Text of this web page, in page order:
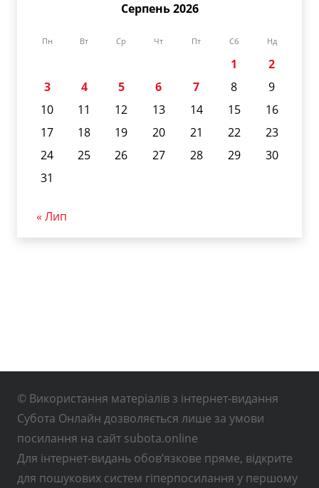
Серпень 2026
Пн Вт Ср Чт Пт Сб Нд
1
2
3
4 5 6 7 8
9
10
11 12 13 14 15
16
17
18 19 20 21 22
23
24
25 26 27 28 29
30
31
« Лип
© Використання матеріалів з інтернет-видання
Субота Онлайн дозволяється лише за умови
посилання на сайт subota.online
Для інтернет-видань обов’язкове пряме, відкрите
для пошукових систем гіперпосилання у першому